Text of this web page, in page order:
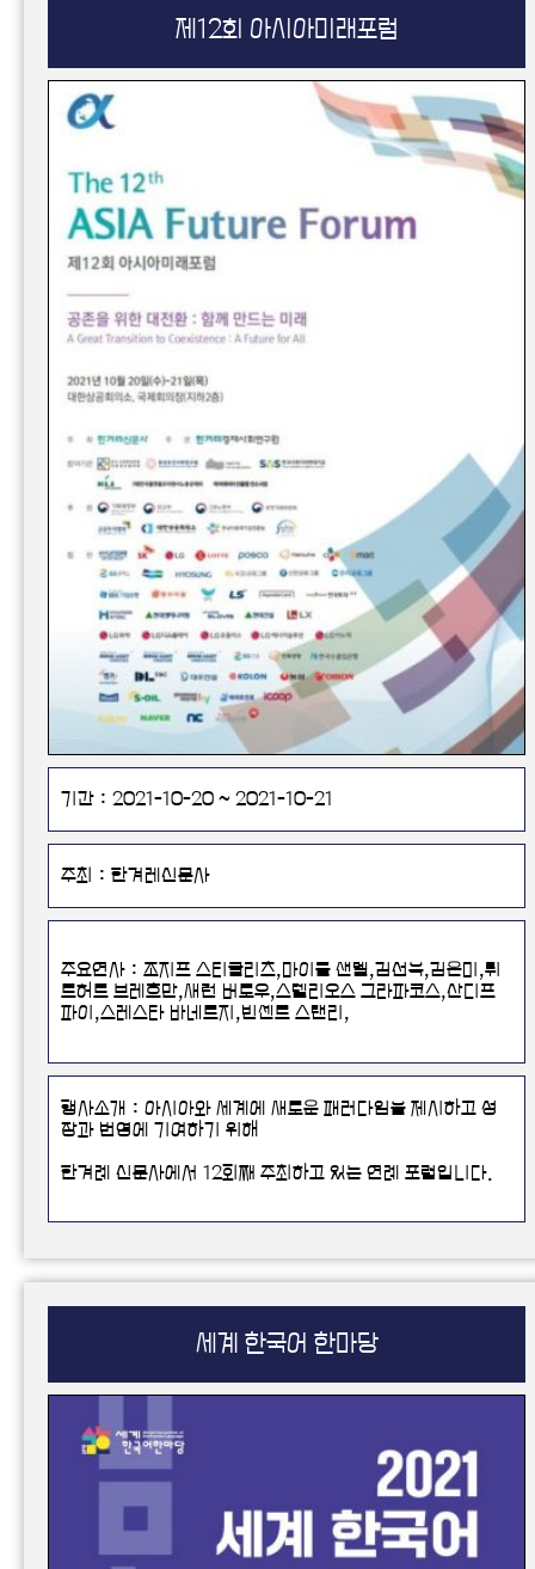
제12회 아시아미래포럼
기간 : 2021-10-20 ~ 2021-10-21
주최 : 한겨레신문사
주요연사 : 조지프 스티글리츠,마이클 샌델,김선욱,김은미,뤼
트허르 브레흐만,새런 버로우,스텔리오스 그라파코스,산디프
파이,스레스타 바네르지,빈센트 스탠리,
행사소개 : 아시아와 세계에 새로운 패러다임을 제시하고 성
장과 번영에 기여하기 위해
한겨례 신문사에서 12회째 주최하고 있는 연례 포럼입니다.
해를 거듭하며 세계적인 석학, 정부 관료 및 정치 지도자, 시민
시민사회의 멘토 및 청년들이 함께 지혜를 모으고 협력을 모색
하는 지식네트워크의 허브역할을 하고 있는 포럼입니다.
세계 한국어 한마당